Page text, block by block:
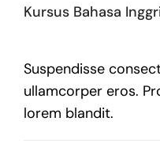
Kursus Bahasa
Suspendisse
ullamcorper eros.
lorem blandit.